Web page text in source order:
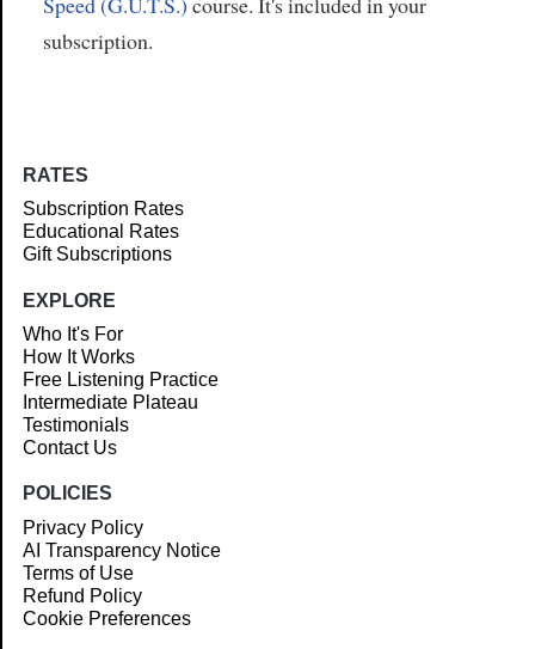
subscription.
RATES
Subscription Rates
Educational Rates
Gift Subscriptions
EXPLORE
Who It's For
How It Works
Free Listening Practice
Intermediate Plateau
Testimonials
Contact Us
POLICIES
Privacy Policy
AI Transparency Notice
Terms of Use
Refund Policy
Cookie Preferences